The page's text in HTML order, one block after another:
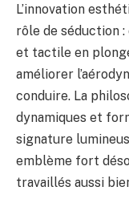
L’innovation
rôle de séduction
et tactile en
améliorer
conduire. La
dynamiques et
signature
emblème fort
travaillés aussi bien